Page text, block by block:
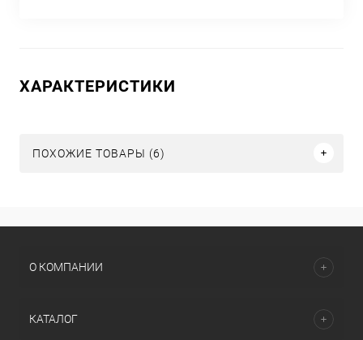
ХАРАКТЕРИСТИКИ
ПОХОЖИЕ ТОВАРЫ (6)
О КОМПАНИИ
КАТАЛОГ